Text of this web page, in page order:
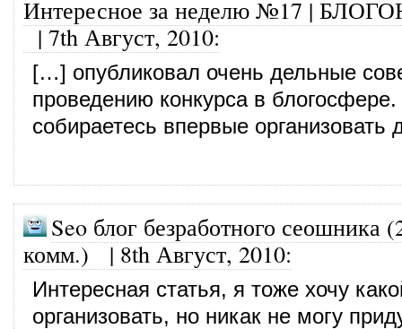
Интересное за неделю №17 |
|7th Август, 2010:
[…] опубликовал очень дельные
проведению конкурса в
собираетесь впервые
Seo блог безработного сеошника
комм.)|8th Август, 2010:
Интересная статья, я тоже хочу
организовать, но никак не могу